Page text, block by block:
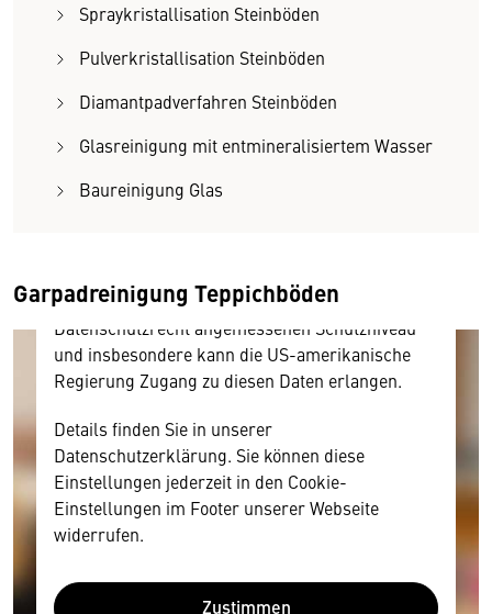
Spraykristallisation Steinböden
Pulverkristallisation Steinböden
Diamantpadverfahren Steinböden
Glasreinigung mit entmineralisiertem Wasser
Baureinigung Glas
Garpadreinigung Teppichböden
Wir benötigen Ihre Zustimmung
Hier würden wir Ihnen gerne einen externen
Ihre Zustimmung, da Ihr Browser
Diese Daten unterliegen keinem dem EU-
Datenschutzrecht angemessenen Schutzniveau
und insbesondere kann die US-amerikanische
Regierung Zugang zu diesen Daten erlangen.
Details finden Sie in unserer
Datenschutzerklärung. Sie können diese
Einstellungen jederzeit in den Cookie-
Einstellungen im Footer unserer Webseite
widerrufen.
Zustimmen